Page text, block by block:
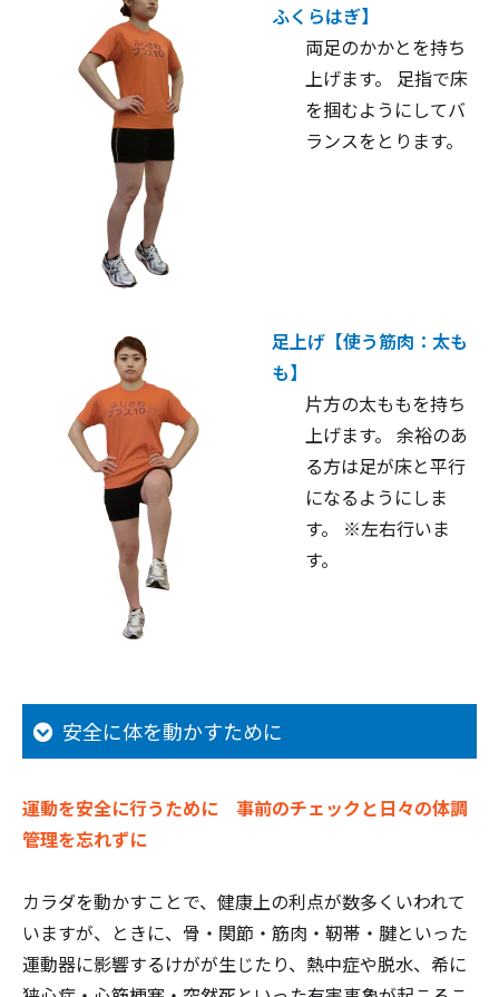
ふくらはぎ】
両足のかかとを持ち
上げます。 足指で床
を掴むようにしてバ
ランスをとります。
足上げ【使う筋肉：太も
も】
片方の太ももを持ち
上げます。 余裕のあ
る方は足が床と平行
になるようにしま
す。 ※左右行いま
す。
安全に体を動かすために
運動を安全に行うために 事前のチェックと日々の体調
管理を忘れずに
カラダを動かすことで、健康上の利点が数多くいわれて
いますが、ときに、骨・関節・筋肉・靭帯・腱といった
運動器に影響するけがが生じたり、熱中症や脱水、希に